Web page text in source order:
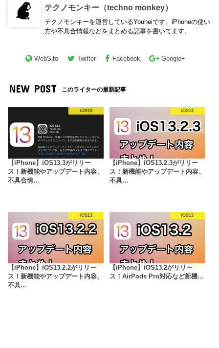
テクノモンキー（techno monkey）
テクノモンキーを運営しているYouheiです。iPhoneの使い
方や不具合情報などをまとめる記事を書いてます。
WebSite Twitter Facebook Google+
NEW POST このライターの最新記事
iOS13
【iPhone】iOS13.3がリリー
ス！新機能やアップデート内容、
不具合情…
iOS13
【iPhone】iOS13.2.3がリリー
ス！新機能やアップデート内容、
不具…
iOS13
【iPhone】iOS13.2.2がリリー
ス！新機能やアップデート内容、
不具…
iOS13
【iPhone】iOS13.2がリリー
ス！AirPods Pro対応など新機…